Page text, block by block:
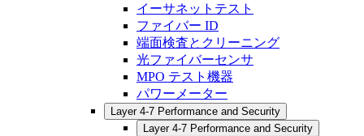
イーサネットテスト
ファイバー ID
端面検査とクリーニング
光ファイバーセンサ
MPO テスト機器
パワーメーター
Layer 4-7 Performance and Security
Layer 4-7 Performance and Security